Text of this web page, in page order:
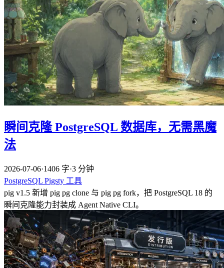
瞬间克隆 PostgreSQL 数据库，无需黑魔
法
2026-07-06·1406 字·3 分钟
PostgreSQL Pigsty 工具
pig v1.5 新增 pig pg clone 与 pig pg fork，把 PostgreSQL 18 的
瞬间克隆能力封装成 Agent Native CLI。